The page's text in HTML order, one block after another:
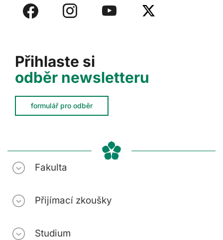
Přihlaste si
odběr newsletteru
formulář pro odběr
Fakulta
Přijímací zkoušky
Studium